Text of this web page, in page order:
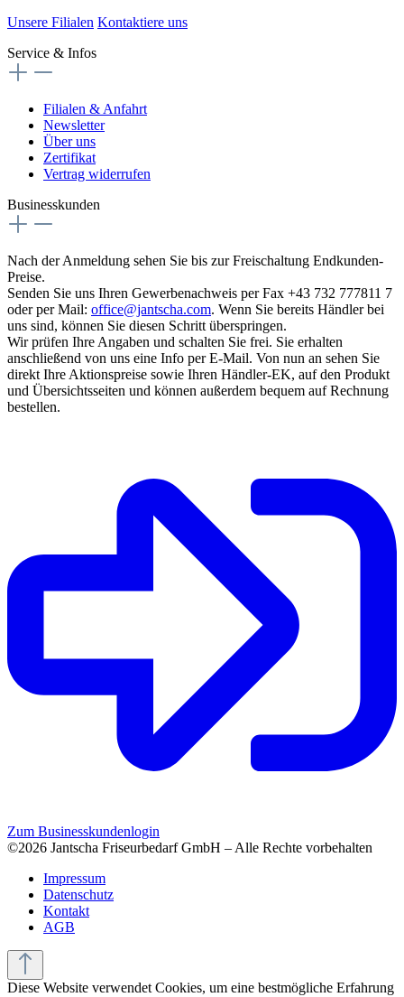
Unsere Filialen Kontaktiere uns
Service & Infos
Filialen & Anfahrt
Newsletter
Über uns
Zertifikat
Vertrag widerrufen
Businesskunden
Nach der Anmeldung sehen Sie bis zur Freischaltung Endkunden-
Preise.
Senden Sie uns Ihren Gewerbenachweis per Fax +43 732 777811 7
oder per Mail: office@jantscha.com. Wenn Sie bereits Händler bei
uns sind, können Sie diesen Schritt überspringen.
Wir prüfen Ihre Angaben und schalten Sie frei. Sie erhalten
anschließend von uns eine Info per E-Mail. Von nun an sehen Sie
direkt Ihre Aktionspreise sowie Ihren Händler-EK, auf den Produkt
und Übersichtsseiten und können außerdem bequem auf Rechnung
bestellen.
Zum Businesskundenlogin
©2026 Jantscha Friseurbedarf GmbH – Alle Rechte vorbehalten
Impressum
Datenschutz
Kontakt
AGB
Diese Website verwendet Cookies, um eine bestmögliche Erfahrung